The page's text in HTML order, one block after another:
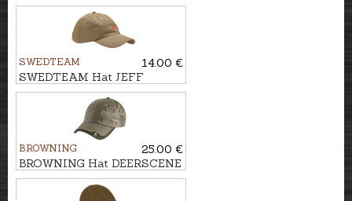
SWEDTEAM
14.00 €
SWEDTEAM Hat JEFF
BROWNING
25.00 €
BROWNING Hat DEERSCENE